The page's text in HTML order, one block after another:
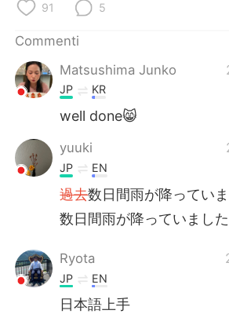
ไทย
Türkçe
Português
91 5
Commenti
Matsushima Junko
JP KR
well done😸
yuuki
JP EN
過去数日間雨が降っていま
数日間雨が降っていました
Ryota
JP EN
日本語上手